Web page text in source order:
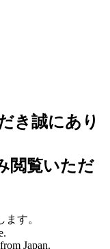
き誠にあり
閲覧いただ
す。
Japan.